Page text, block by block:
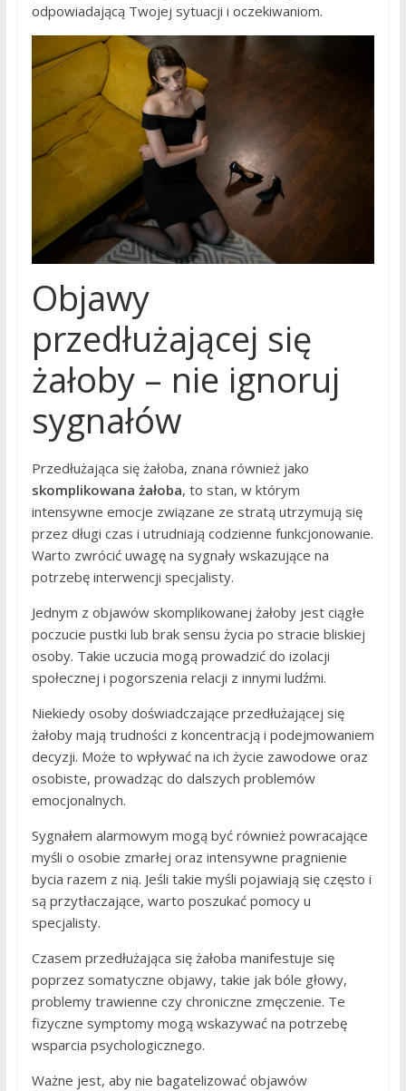
odpowiadającą Twojej sytuacji i oczekiwaniom.
Objawy
przedłużającej się
żałoby – nie ignoruj
sygnałów
Przedłużająca się żałoba, znana również jako
skomplikowana żałoba, to stan, w którym
intensywne emocje związane ze stratą utrzymują się
przez długi czas i utrudniają codzienne funkcjonowanie.
Warto zwrócić uwagę na sygnały wskazujące na
potrzebę interwencji specjalisty.
Jednym z objawów skomplikowanej żałoby jest ciągłe
poczucie pustki lub brak sensu życia po stracie bliskiej
osoby. Takie uczucia mogą prowadzić do izolacji
społecznej i pogorszenia relacji z innymi ludźmi.
Niekiedy osoby doświadczające przedłużającej się
żałoby mają trudności z koncentracją i podejmowaniem
decyzji. Może to wpływać na ich życie zawodowe oraz
osobiste, prowadząc do dalszych problemów
emocjonalnych.
Sygnałem alarmowym mogą być również powracające
myśli o osobie zmarłej oraz intensywne pragnienie
bycia razem z nią. Jeśli takie myśli pojawiają się często i
są przytłaczające, warto poszukać pomocy u
specjalisty.
Czasem przedłużająca się żałoba manifestuje się
poprzez somatyczne objawy, takie jak bóle głowy,
problemy trawienne czy chroniczne zmęczenie. Te
fizyczne symptomy mogą wskazywać na potrzebę
wsparcia psychologicznego.
Ważne jest, aby nie bagatelizować objawów